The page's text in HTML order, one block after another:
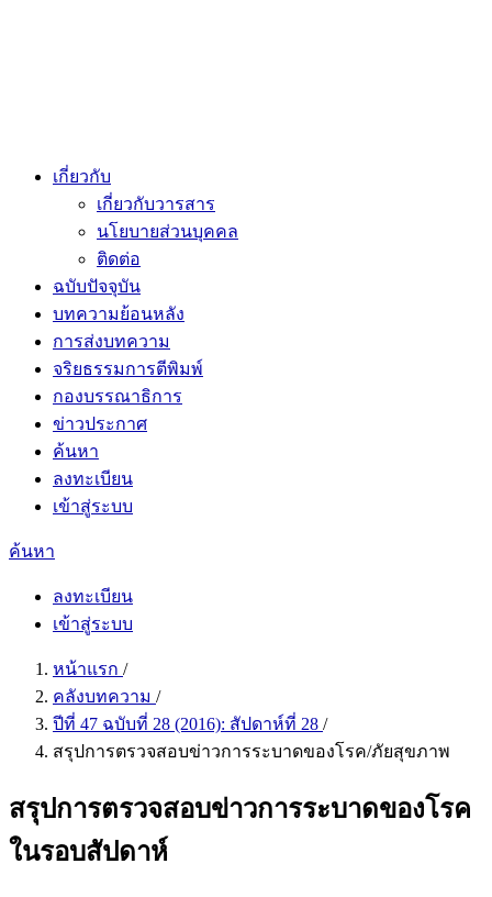
เกี่ยวกับ
เกี่ยวกับวารสาร
นโยบายส่วนบุคคล
ติดต่อ
ฉบับปัจจุบัน
บทความย้อนหลัง
การส่งบทความ
จริยธรรมการตีพิมพ์
กองบรรณาธิการ
ข่าวประกาศ
ค้นหา
ลงทะเบียน
เข้าสู่ระบบ
ค้นหา
ลงทะเบียน
เข้าสู่ระบบ
หน้าแรก /
คลังบทความ /
ปีที่ 47 ฉบับที่ 28 (2016): สัปดาห์ที่ 28 /
สรุปการตรวจสอบข่าวการระบาดของโรค/ภัยสุขภาพ
สรุปการตรวจสอบข่าวการระบาดของโรค
ในรอบสัปดาห์